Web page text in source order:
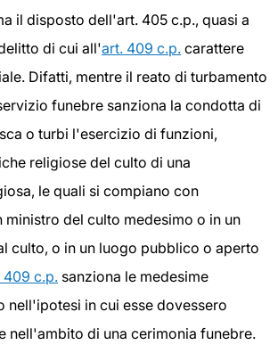
il disposto dell'art. 405 c.p., quasi a
di cui all'art. 409 c.p. carattere
Difatti, mentre il reato di turbamento
funebre sanziona la condotta di
o turbi l'esercizio di funzioni,
religiose del culto di una
le quali si compiano con
ministro del culto medesimo o in un
culto, o in un luogo pubblico o aperto
409 c.p. sanziona le medesime
nell'ipotesi in cui esse dovessero
nell'ambito di una cerimonia funebre.